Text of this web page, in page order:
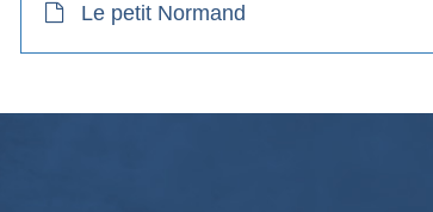
Le petit Normand